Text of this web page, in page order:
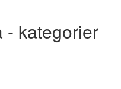
- kategorier